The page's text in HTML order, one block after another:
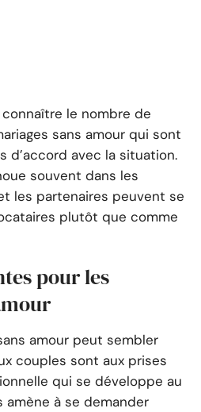
le nombre de
sans amour qui sont
d’accord avec la situation.
souvent dans les
les partenaires peuvent se
plutôt que comme
pour les
amour peut sembler
couples sont aux prises
qui se développe au
à se demander